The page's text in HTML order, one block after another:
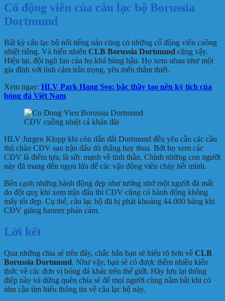
Cổ động viên của câu lạc bộ Borussia
Dortmund
Bất kỳ câu lạc bộ nổi tiếng nào cũng có những cổ động viên cuồng
nhiệt riêng. Và hiển nhiên CLB Borussia Dortmund cũng vậy.
Hiện tại, đội ngũ fan của họ khá hùng hậu. Họ xem nhau như một
gia đình với tình cảm trân trọng, yêu mến thắm thiết.
Xem ngay: HLV Park Hang Seo: bậc thầy tạo nên kỳ tích của
bóng đá Việt Nam
CĐV cuồng nhiệt cả khán đài
HLV Jurgen Klopp khi còn dẫn dắt Dortmund đều yêu cầu các cầu
thủ chào CĐV sau trận đấu dù thắng hay thua. Bởi họ xem các
CĐV là điểm tựa, là sức mạnh về tinh thần. Chính những con người
này đã mang đến ngọn lửa để các vận động viên cháy hết mình.
Bên cạnh những hành động đẹp như tưởng nhớ một người đã mất
do đột quỵ khi xem trận đấu thì CĐV cũng có hành động không
mấy tốt đẹp. Cụ thể, câu lạc bộ đã bị phát khoảng 44.000 bảng khi
CĐV giăng banner phản cảm.
Lời kết
Qua những chia sẻ trên đây, chắc hẳn bạn sẽ hiểu rõ hơn về CLB
Borussia Dortmund. Như vậy, bạn sẽ có được thêm nhiều kiến
thức về các đơn vị bóng đá khác trên thế giới. Hãy lưu lại thông
điệp này và đừng quên chia sẻ để mọi người cùng nắm bắt khi có
nhu cầu tìm hiểu thông tin về câu lạc bộ này.